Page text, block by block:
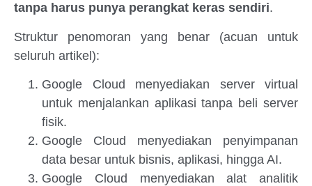
tanpa harus punya perangkat keras sendiri.
Struktur penomoran yang benar (acuan untuk
seluruh artikel):
Google Cloud menyediakan server virtual
untuk menjalankan aplikasi tanpa beli server
fisik.
Google Cloud menyediakan penyimpanan
data besar untuk bisnis, aplikasi, hingga AI.
Google Cloud menyediakan alat analitik